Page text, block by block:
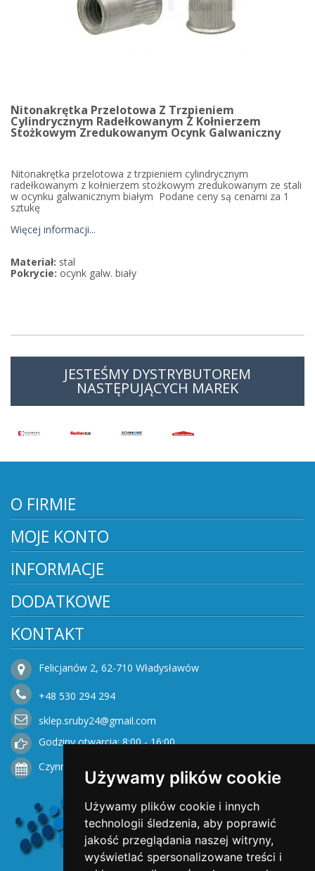
Używamy plików cookie
Używamy plików cookie i innych
technologii śledzenia, aby poprawić
jakość przeglądania naszej witryny,
wyświetlać spersonalizowane treści i
Nitonakrętka Przelotowa Z Trzpieniem
Cylindrycznym Radełkowanym Z Kołnierzem
Stożkowym Zredukowanym Ocynk Galwaniczny
Nitonakrętka przelotowa z trzpieniem cylindrycznym
radełkowanym z kołnierzem stożkowym zredukowanym ze stali
w ocynku galwanicznym białym Podane ceny są cenami za 1
sztukę
Więcej informacji...
Materiał: stal
Pokrycie: ocynk galw. biały
JESTEŚMY DYSTRYBUTOREM
NASTĘPUJĄCYCH MAREK
O FIRMIE
MOJE KONTO
INFORMACJE
DODATKOWE
KONTAKT
Felicjanów 2, 62-710 Władysławów
+48 530 294 294
sklep.sruby24@gmail.com
Godziny otwarcia: 8:00 - 16:00
Czynne od Poniedziałku do Piątku